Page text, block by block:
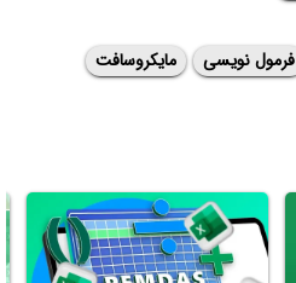
فرمول نویسی مایکروسافت